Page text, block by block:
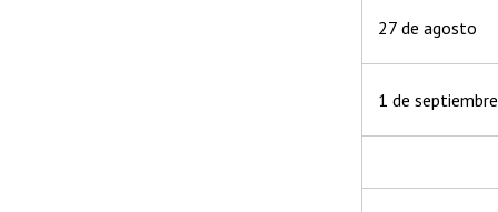
27 de agosto
1 de septiembre